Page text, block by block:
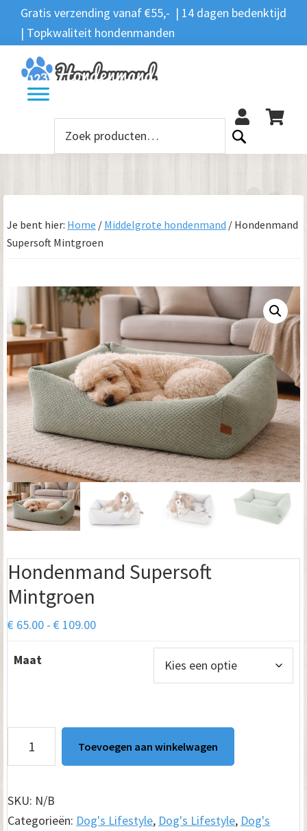
Spring
naar
de
hoofdnavigatie
Door
naar
de
hoofd
inhoud
Spring
naar
de
voettekst
Gratis verzending vanaf €55,- | 14 dagen bedenktijd
| Topkwaliteit hondenmanden
Zoeken
Zoeken
naar:
Je bent hier: Home / Middelgrote hondenmand / Hondenmand
Supersoft Mintgroen
Hondenmand Supersoft
Mintgroen
€ 65.00 - € 109.00Prijsklasse:
Maat
Supersoft
aantal
Toevoegen aan winkelwagen
SKU: N/B
Categorieën: Dog's Lifestyle, Dog's Lifestyle, Dog's